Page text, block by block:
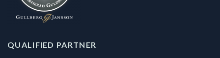
QUALIFIED PARTNER